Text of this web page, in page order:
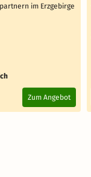
im Erzgebirge
Zum Angebot